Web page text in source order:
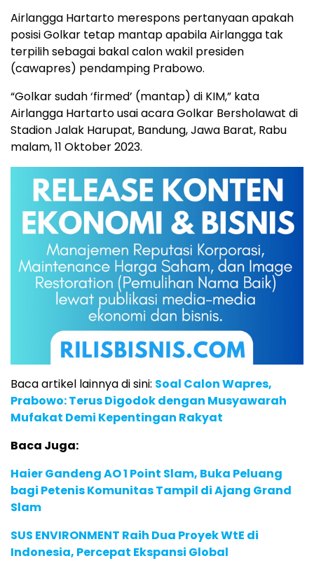
Airlangga Hartarto merespons pertanyaan apakah
posisi Golkar tetap mantap apabila Airlangga tak
terpilih sebagai bakal calon wakil presiden
(cawapres) pendamping Prabowo.
“Golkar sudah ‘firmed’ (mantap) di KIM,” kata
Airlangga Hartarto usai acara Golkar Bersholawat di
Stadion Jalak Harupat, Bandung, Jawa Barat, Rabu
malam, 11 Oktober 2023.
Baca artikel lainnya di sini: Soal Calon Wapres,
Prabowo: Terus Digodok dengan Musyawarah
Mufakat Demi Kepentingan Rakyat
Baca Juga:
Haier Gandeng AO 1 Point Slam, Buka Peluang
bagi Petenis Komunitas Tampil di Ajang Grand
Slam
SUS ENVIRONMENT Raih Dua Proyek WtE di
Indonesia, Percepat Ekspansi Global